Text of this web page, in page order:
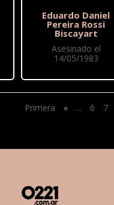
Eduardo Daniel
Pereira Rossi
Biscayart
Asesinado el
14/05/1983
Primera « ... 6 7